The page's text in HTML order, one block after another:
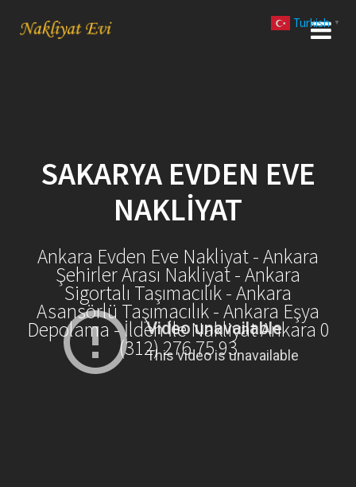
SAKARYA EVDEN EVE
NAKLIYAT
Ankara Evden Eve Nakliyat - Ankara
Şehirler Arası Nakliyat - Ankara
Sigortalı Taşımacılık - Ankara
Asansörlü Taşımacılık - Ankara Eşya
Depolama - İlden İle Nakliyat Ankara 0
(312) 276 75 93
Turkish ▼